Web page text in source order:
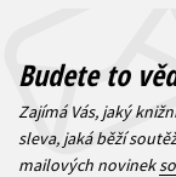
Budete to
Zajímá Vás, jaký
sleva, jaká běží
mailových novinek